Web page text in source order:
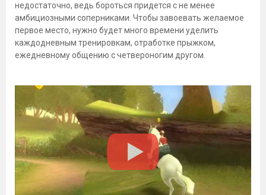
недостаточно, ведь бороться придется с не менее
амбициозными соперниками. Чтобы завоевать желаемое
первое место, нужно будет много времени уделить
каждодневным тренировкам, отработке прыжком,
ежедневному общению с четвероногим другом.